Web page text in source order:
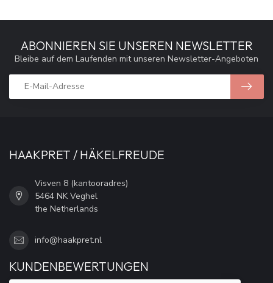
ABONNIEREN SIE UNSEREN NEWSLETTER
Bleibe auf dem Laufenden mit unseren Newsletter-Angeboten
HAAKPRET / HÄKELFREUDE
Visven 8 (kantooradres)
5464 NK Veghel
the Netherlands
info@haakpret.nl
KUNDENBEWERTUNGEN